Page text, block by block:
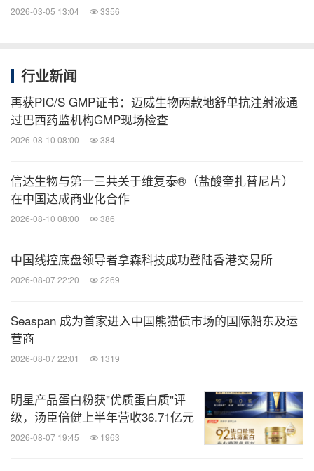
2026-03-05 13:04 3356
行业新闻
再获PIC/S GMP证书：迈威生物两款地舒单抗注射液通
过巴西药监机构GMP现场检查
2026-08-10 08:00 384
信达生物与第一三共关于维复泰®（盐酸奎扎替尼片）
在中国达成商业化合作
2026-08-10 08:00 386
中国线控底盘领导者拿森科技成功登陆香港交易所
2026-08-07 22:20 2269
Seaspan 成为首家进入中国熊猫债市场的国际船东及运
营商
2026-08-07 22:01 1319
明星产品蛋白粉获"优质蛋白质"评
级，汤臣倍健上半年营收36.71亿元
2026-08-07 19:45 1963